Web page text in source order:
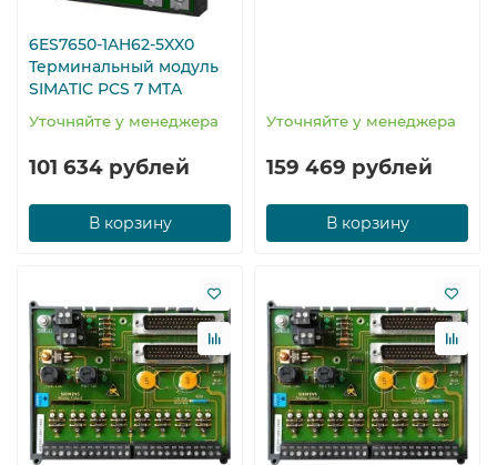
6ES7650-1AH62-5XX0
Терминальный модуль
SIMATIC PCS 7 MTA
Уточняйте у менеджера
101 634 рублей
В корзину
Уточняйте у менеджера
159 469 рублей
В корзину